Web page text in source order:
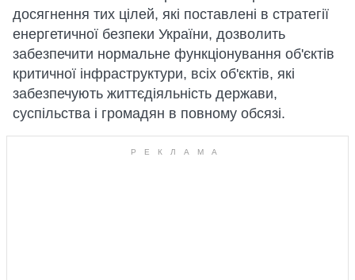
досягнення тих цілей, які поставлені в стратегії
енергетичної безпеки України, дозволить
забезпечити нормальне функціонування об'єктів
критичної інфраструктури, всіх об'єктів, які
забезпечують життєдіяльність держави,
суспільства і громадян в повному обсязі.